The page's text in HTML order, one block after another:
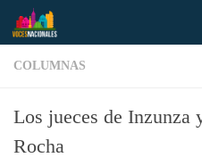
Saltar al contenido
COLUMNAS
Los jueces de Inzunza
Rocha